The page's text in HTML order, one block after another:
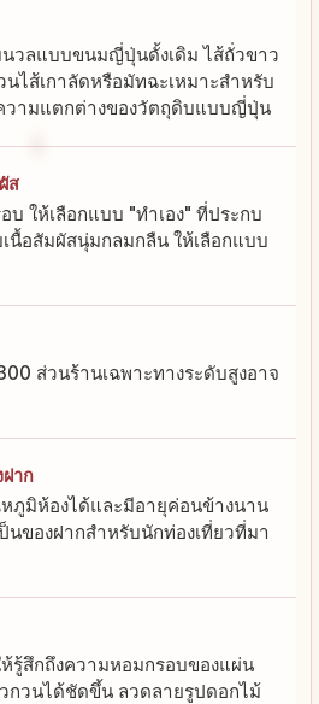
วลแบบขนมญี่ปุ่นดั้งเดิม ไส้ถั่วขาว
นไส้เกาลัดหรือมัทฉะเหมาะสำหรับ
วามแตกต่างของวัตถุดิบแบบญี่ปุ่น
ส
บ ให้เลือกแบบ "ทำเอง" ที่ประกบ
นื้อสัมผัสนุ่มกลมกลืน ให้เลือกแบบ
ส่วนร้านเฉพาะทางระดับสูงอาจ
าก
ภูมิห้องได้และมีอายุค่อนข้างนาน
นของฝากสำหรับนักท่องเที่ยวที่มา
รู้สึกถึงความหอมกรอบของแผ่น
กวนได้ชัดขึ้น ลวดลายรูปดอกไม้